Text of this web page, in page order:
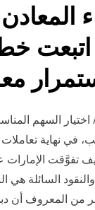
اتبعت
السهم
في نهاية
1441 بعد الهجرة كيف
السائلة
من المعروف أن